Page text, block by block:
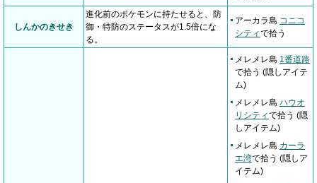
しんかのきせき
進化前のポケモンに持たせると、防
御・特防のステータスが1.5倍にな
る。
アーカラ島 コニコ
シティで拾う
メレメレ島 1番道路
で拾う (隠しアイテ
ム)
メレメレ島 ハウオ
リシティで拾う (隠
しアイテム)
メレメレ島 カーラ
エ湾で拾う (隠しア
イテム)